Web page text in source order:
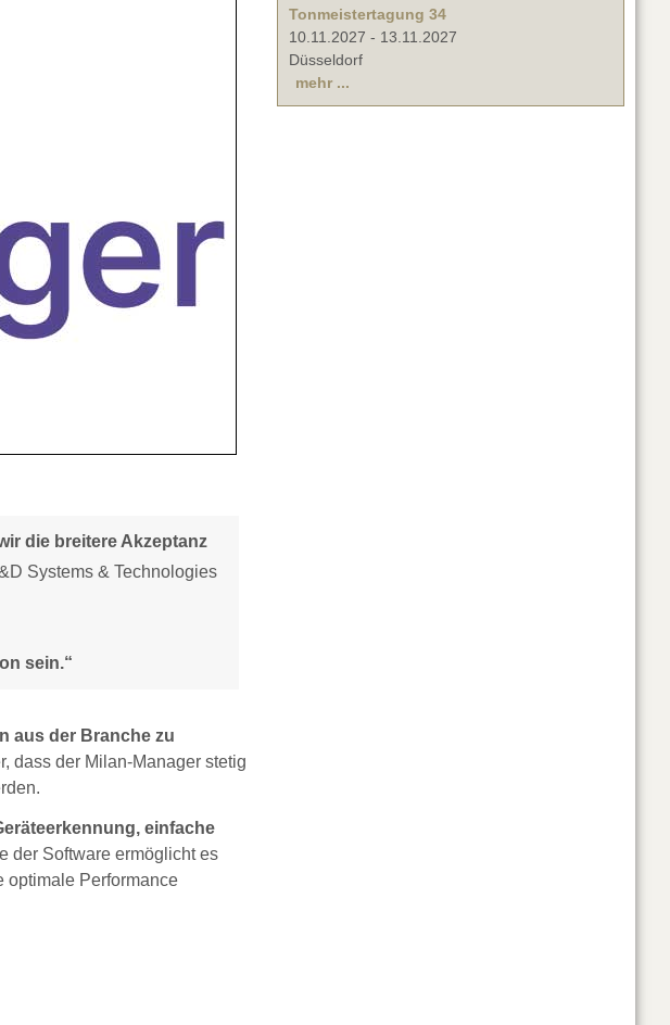
die breitere Akzeptanz
Systems & Technologies
sein.“
aus der Branche zu
dass der Milan-Manager stetig
einfache
der Software ermöglicht es
optimale Performance
Tonmeistertagung 34
10.11.2027 - 13.11.2027
Düsseldorf
mehr ...